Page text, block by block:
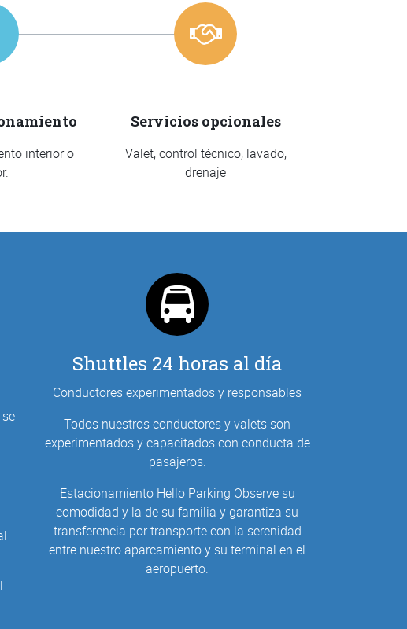
interior o
Servicios opcionales
Valet, control técnico, lavado,
drenaje
Shuttles 24 horas al día
Conductores experimentados y responsables
Todos nuestros conductores y valets son
experimentados y capacitados con conducta de
pasajeros.
Estacionamiento Hello Parking Observe su
comodidad y la de su familia y garantiza su
transferencia por transporte con la serenidad
entre nuestro aparcamiento y su terminal en el
aeropuerto.